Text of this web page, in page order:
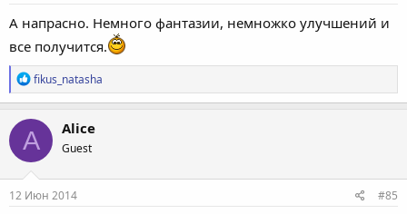
А напрасно. Немного фантазии, немножко улучшений и
все получится.
Р
е
а
к
ц
и
и
:
fikus_natasha
A Alice
Guest
12 Июн 2014 #85